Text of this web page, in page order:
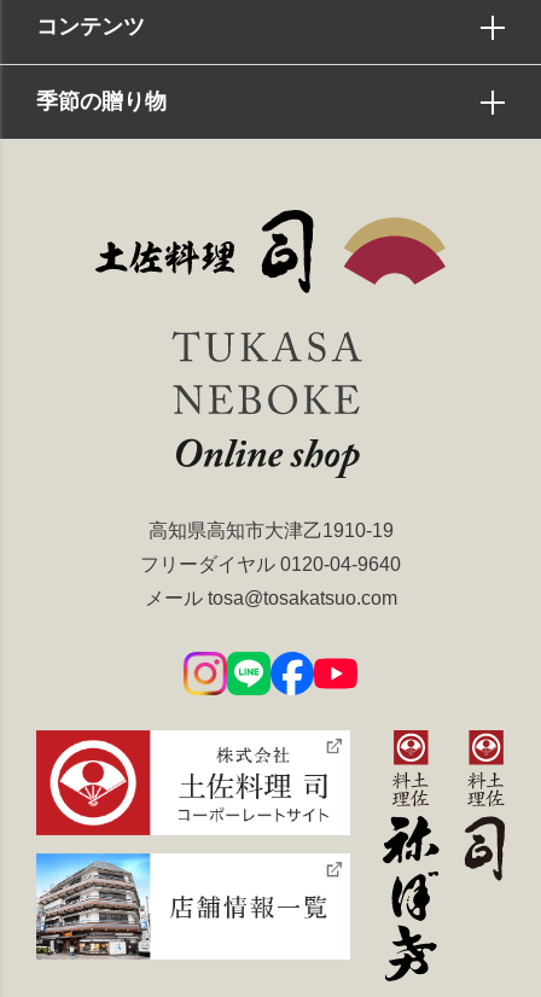
コンテンツ
季節の贈り物
高知県高知市大津乙1910-19
フリーダイヤル 0120-04-9640
メール tosa@tosakatsuo.com